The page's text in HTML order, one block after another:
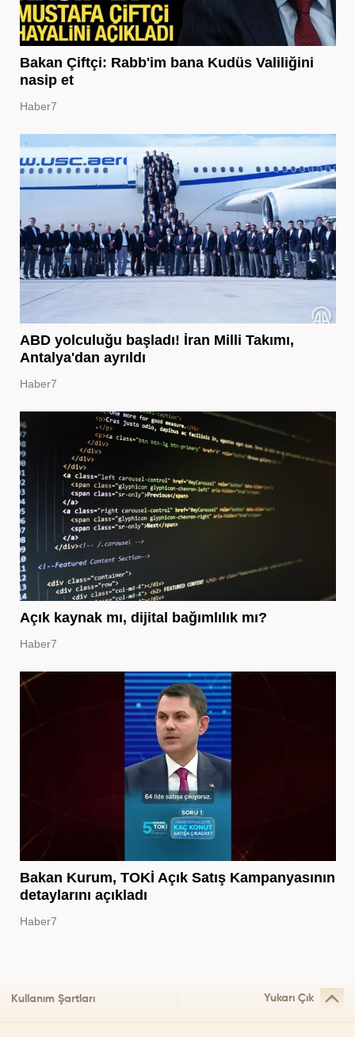
Bakan Çiftçi: Rabb'im bana Kudüs Valiliğini
nasip et
Haber7
ABD yolculuğu başladı! İran Milli Takımı,
Antalya'dan ayrıldı
Haber7
Açık kaynak mı, dijital bağımlılık mı?
Haber7
Bakan Kurum, TOKİ Açık Satış Kampanyasının
detaylarını açıkladı
Haber7
Kullanım Şartları Yukarı Çık